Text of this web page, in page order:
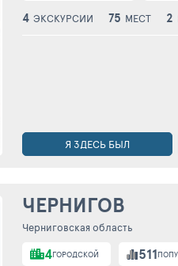
4 ЭКСКУРСИИ 75 МЕСТ 2
Я ЗДЕСЬ БЫЛ
ЧЕРНИГОВ
Черниговская область
4ГОРОДСКОЙ 511